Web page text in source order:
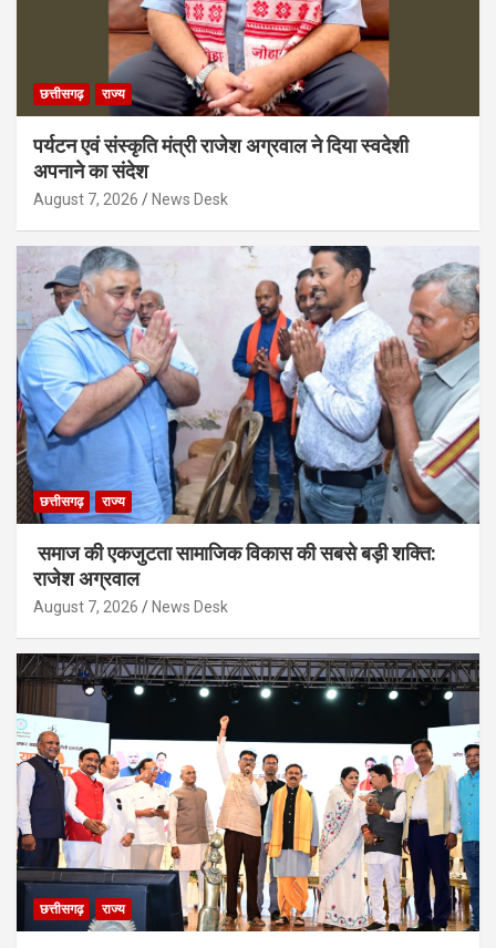
छत्तीसगढ़ राज्य
पर्यटन एवं संस्कृति मंत्री राजेश अग्रवाल ने दिया स्वदेशी
अपनाने का संदेश
August 7, 2026 News Desk
छत्तीसगढ़ राज्य
समाज की एकजुटता सामाजिक विकास की सबसे बड़ी शक्ति:
राजेश अग्रवाल
August 7, 2026 News Desk
छत्तीसगढ़ राज्य